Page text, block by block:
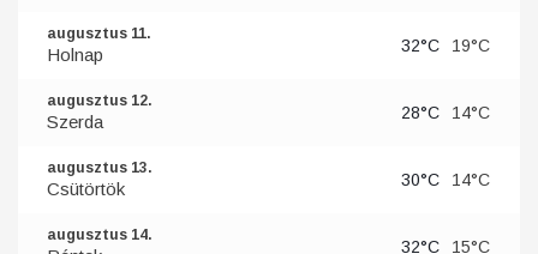
augusztus 11.
Holnap 32°C 19°C
augusztus 12.
Szerda 28°C 14°C
augusztus 13.
Csütörtök 30°C 14°C
augusztus 14.
32°C 15°C